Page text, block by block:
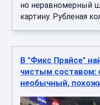
но неравномерный
картину. Рубленая
В "Фикс Прайсе"
чистым составом:
необычный,